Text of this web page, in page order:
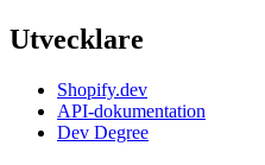
Utvecklare
Shopify.dev
API-dokumentation
Dev Degree